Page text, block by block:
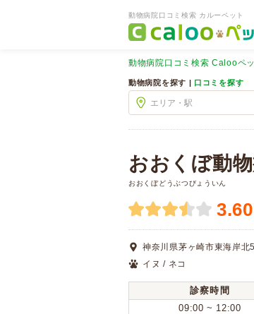
動物病院口コミ検索 カルーペット
動物病院口コミ検索 Calooペ
動物病院を探す | 口コミを探す
おおくぼ動
おおくぼどうぶつびょういん
3.60
神奈川県茅ヶ崎市東海岸北
イヌ / ネコ
診察時間
09:00 ~ 12:00